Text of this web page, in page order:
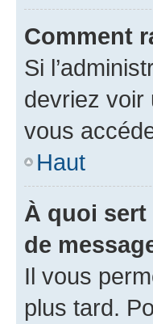
Comment
Si
devriez voir
vous
Haut
À quoi sert
de
Il vous
plus tard.